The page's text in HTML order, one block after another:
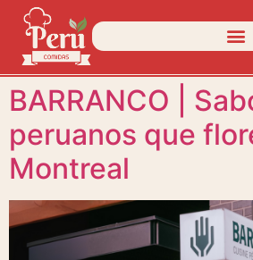
BARRANCO |
peruanos que
Montreal